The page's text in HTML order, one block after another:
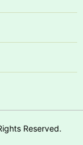
Reserved.